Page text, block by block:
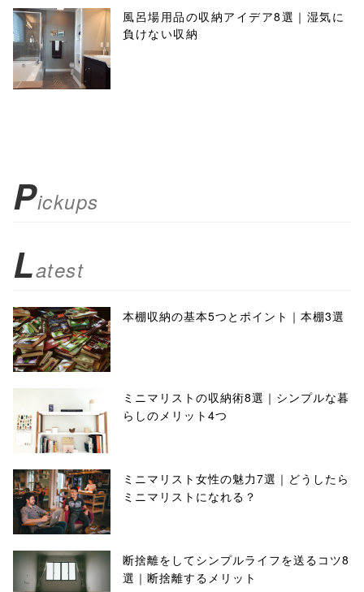
風呂場用品の収納アイデア8選｜湿気に
負けない収納
Pickups
Latest
本棚収納の基本5つとポイント｜本棚3選
ミニマリストの収納術8選｜シンプルな暮
らしのメリット4つ
ミニマリスト女性の魅力7選｜どうしたら
ミニマリストになれる？
断捨離をしてシンプルライフを送るコツ8
選｜断捨離するメリット